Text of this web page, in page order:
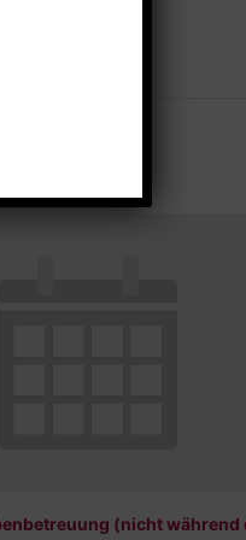
(nicht während